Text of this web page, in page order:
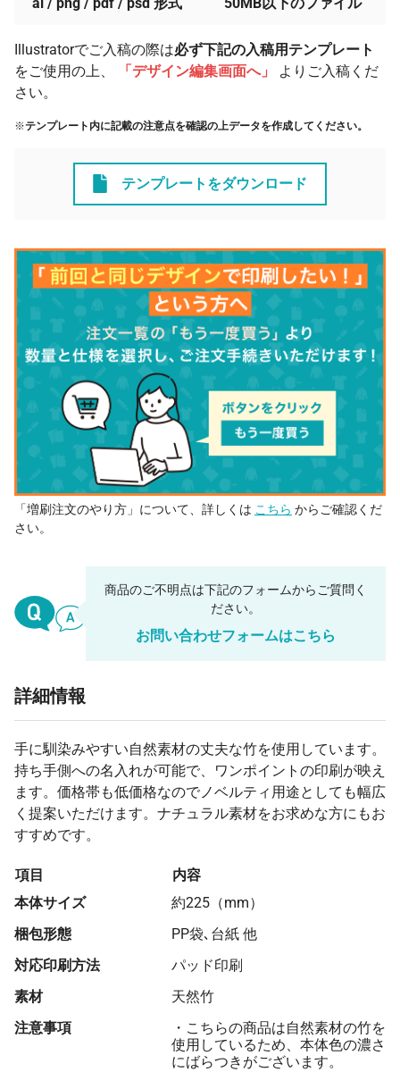
Illustratorでご入稿の際は必ず下記の入稿用テンプレート
をご使用の上、
「デザイン編集画面へ」
よりご入稿くだ
さい。
※テンプレート内に記載の注意点を確認の上データを作成してください。
テンプレートをダウンロード
「増刷注文のやり方」について、詳しくは こちら からご確認くだ
さい。
商品のご不明点は下記のフォームからご質問く
ださい。
お問い合わせフォームはこちら
詳細情報
手に馴染みやすい自然素材の丈夫な竹を使用しています。
持ち手側への名入れが可能で、ワンポイントの印刷が映え
ます。価格帯も低価格なのでノベルティ用途としても幅広
く提案いただけます。ナチュラル素材をお求めな方にもお
すすめです。
項目
内容
本体サイズ
約225（mm）
梱包形態
PP袋､台紙 他
対応印刷方法
パッド印刷
素材
天然竹
注意事項
・こちらの商品は自然素材の竹を
使用しているため、本体色の濃さ
にばらつきがございます。